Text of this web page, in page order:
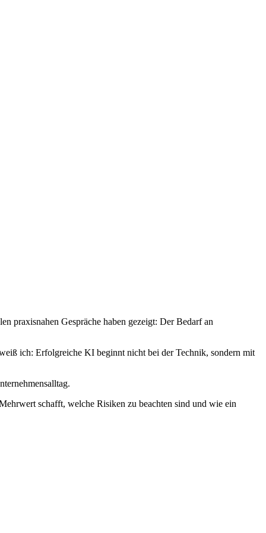
praxisnahen Gespräche haben gezeigt: Der Bedarf an
ich: Erfolgreiche KI beginnt nicht bei der Technik, sondern mit
schafft, welche Risiken zu beachten sind und wie ein